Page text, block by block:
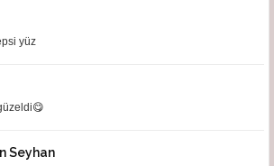
yüz
Seyhan